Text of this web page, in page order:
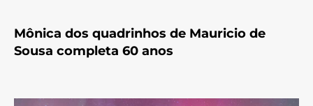
Mônica dos quadrinhos de Mauricio de
Sousa completa 60 anos